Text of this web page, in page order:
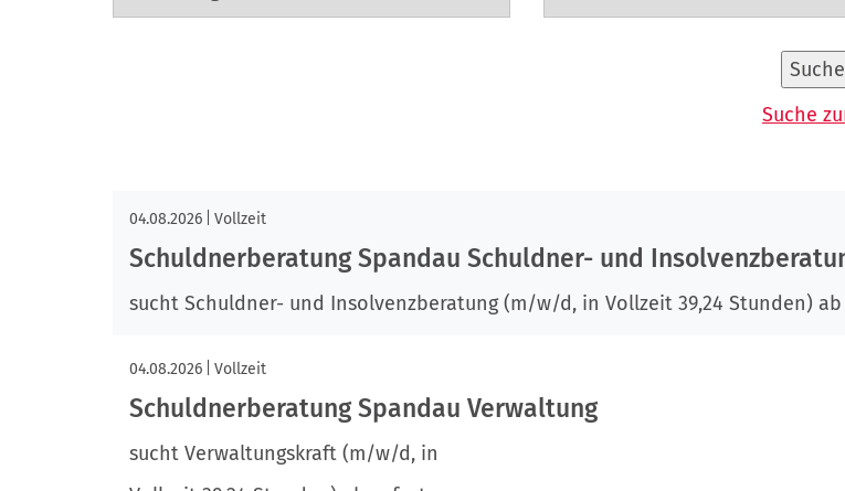
Suche
Schuldnerberatung Spandau Schuldner- und
sucht Schuldner- und Insolvenzberatung (m/w/d, in Vollzeit 39,24 Stunden)
04.08.2026 Vollzeit
Schuldnerberatung Spandau Verwaltung
sucht Verwaltungskraft (m/w/d, in
04.08.2026 Vollzeit